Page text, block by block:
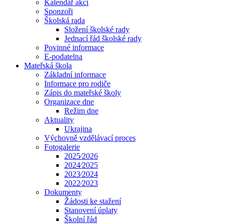
Kalendář akcí
Sponzoři
Školská rada
Složení školské rady
Jednací řád školské rady
Povinné informace
E-podatelna
Mateřská škola
Základní informace
Informace pro rodiče
Zápis do mateřské školy
Organizace dne
Režim dne
Aktuality
Ukrajina
Výchovně vzdělávací proces
Fotogalerie
2025⁄2026
2024⁄2025
2023⁄2024
2022⁄2023
Dokumenty
Žádosti ke stažení
Stanovení úplaty
Školní řád